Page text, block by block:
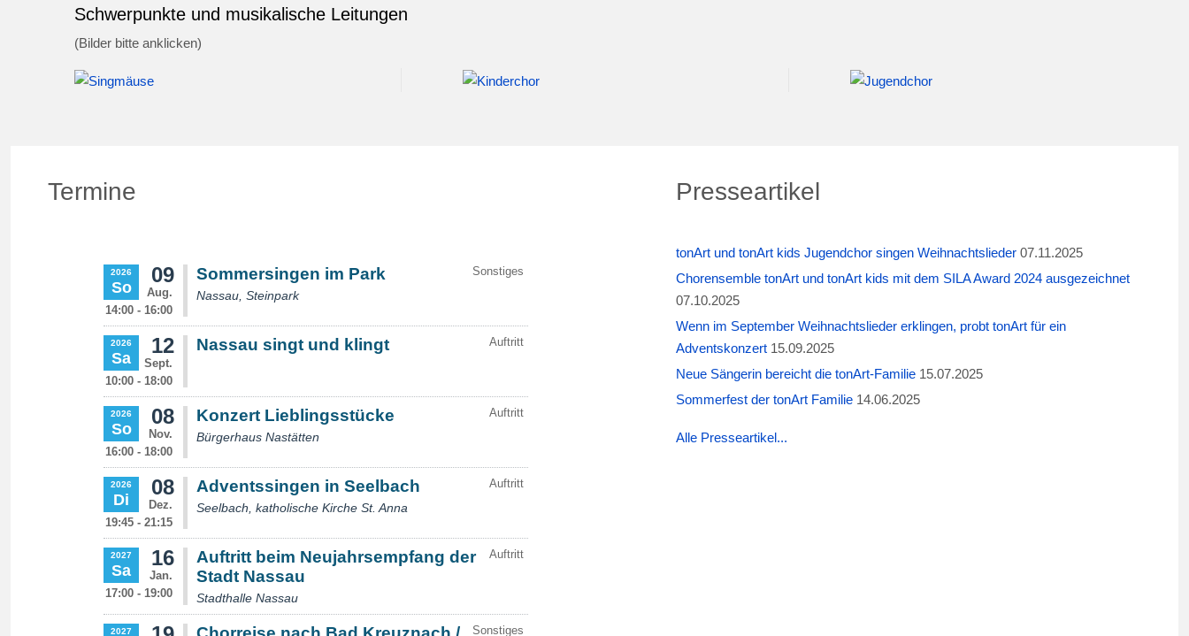
Schwerpunkte und musikalische Leitungen
(Bilder bitte anklicken)
Termine Presseartikel
tonArt und tonArt kids Jugendchor singen Weihnachtslieder 07.11.2025
Chorensemble tonArt und tonArt kids mit dem SILA Award 2024 ausgezeichnet
07.10.2025
Wenn im September Weihnachtslieder erklingen, probt tonArt für ein
Adventskonzert 15.09.2025
Neue Sängerin bereicht die tonArt-Familie 15.07.2025
Sommerfest der tonArt Familie 14.06.2025
Alle Presseartikel...